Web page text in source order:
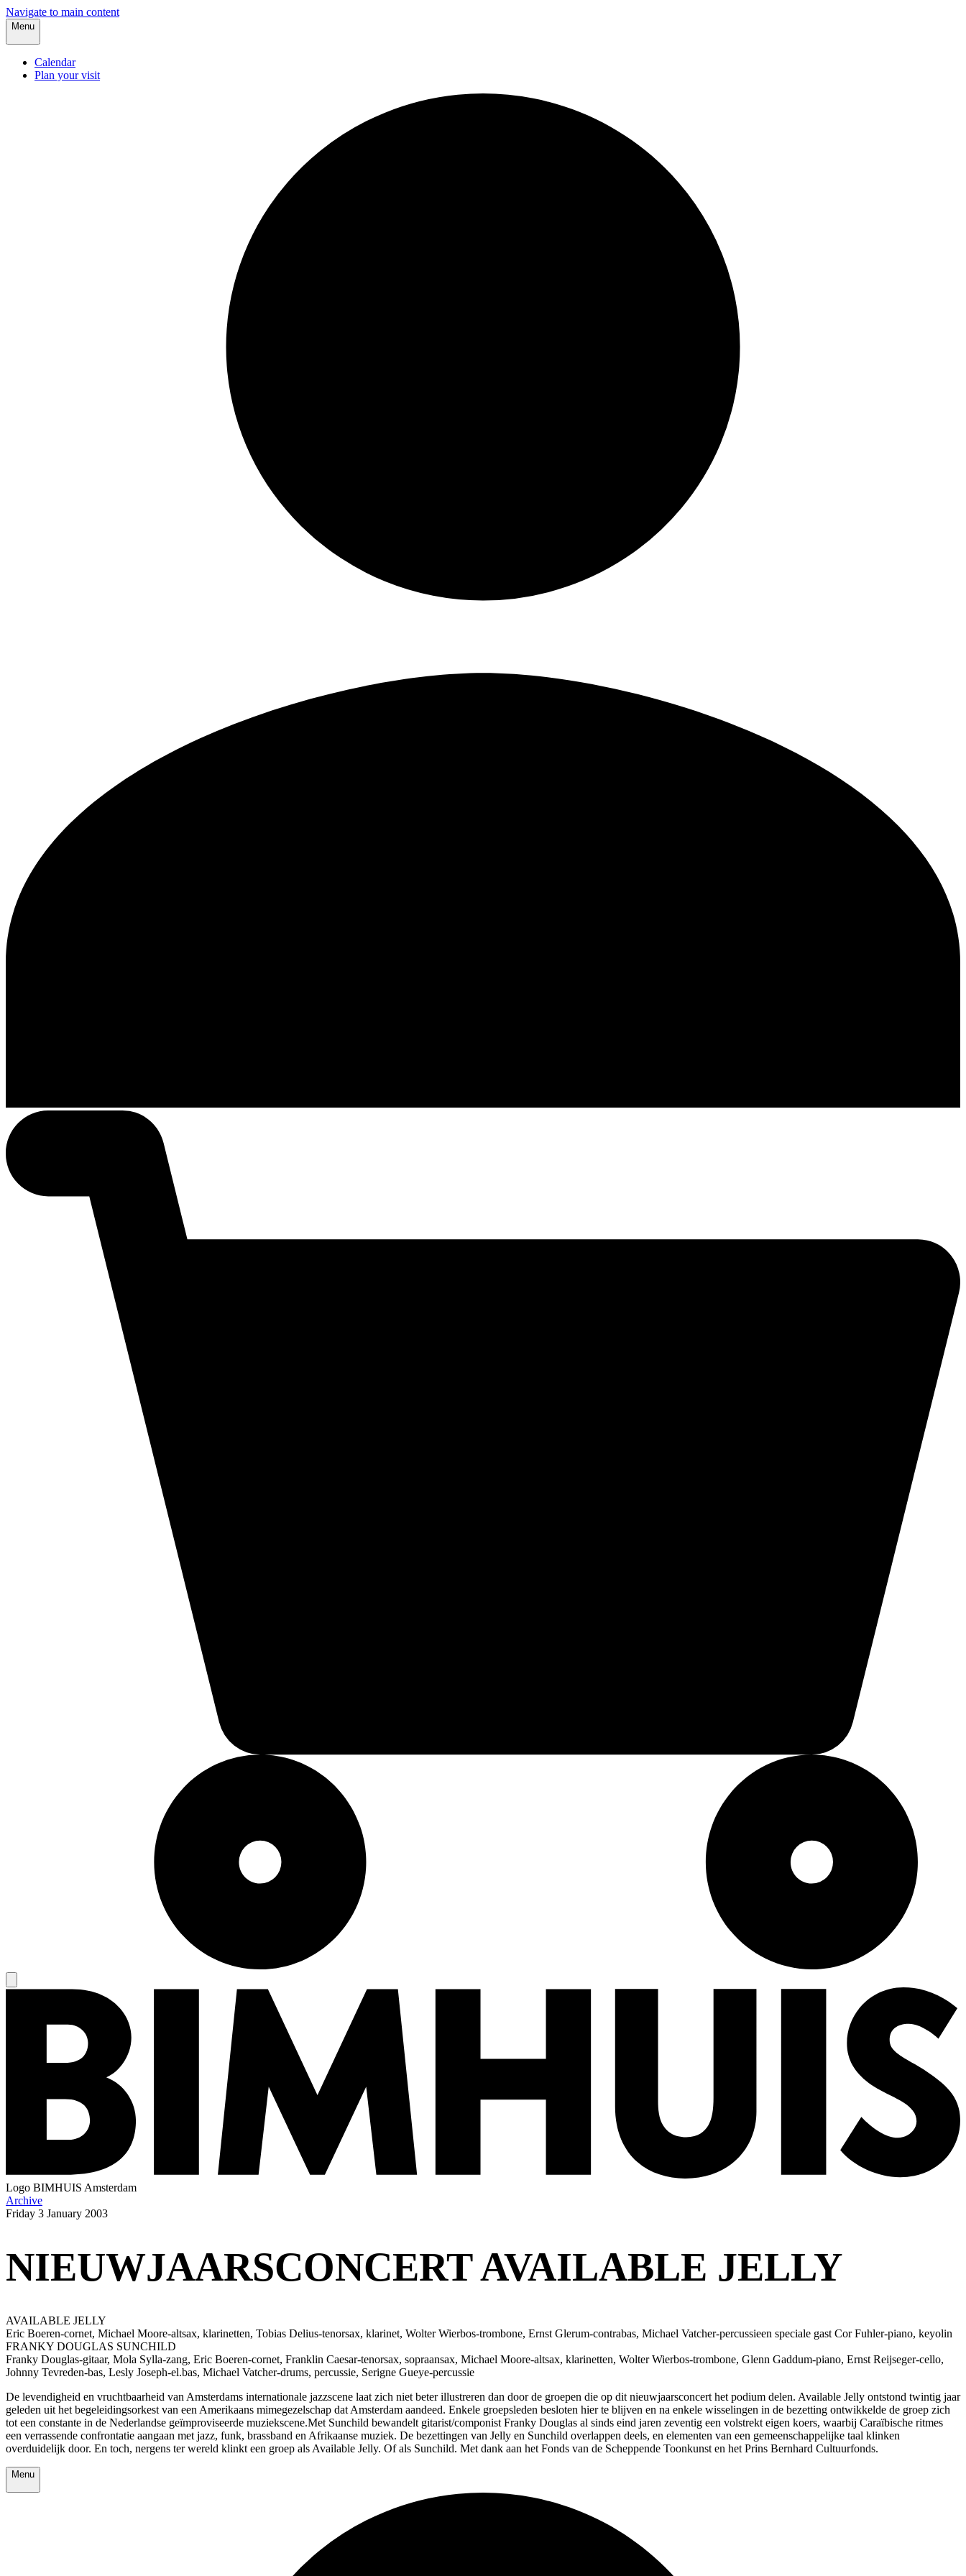
Navigate to main content
Menu
Calendar
Plan your visit
Logo BIMHUIS Amsterdam
Archive
Friday 3 January 2003
NIEUWJAARSCONCERT AVAILABLE JELLY
AVAILABLE JELLY
Eric Boeren-cornet, Michael Moore-altsax, klarinetten, Tobias Delius-tenorsax, klarinet, Wolter Wierbos-trombone, Ernst Glerum-contrabas, Michael Vatcher-percussieen speciale gast Cor Fuhler-piano, keyolin
FRANKY DOUGLAS SUNCHILD
Franky Douglas-gitaar, Mola Sylla-zang, Eric Boeren-cornet, Franklin Caesar-tenorsax, sopraansax, Michael Moore-altsax, klarinetten, Wolter Wierbos-trombone, Glenn Gaddum-piano, Ernst Reijseger-cello,
Johnny Tevreden-bas, Lesly Joseph-el.bas, Michael Vatcher-drums, percussie, Serigne Gueye-percussie
De levendigheid en vruchtbaarheid van Amsterdams internationale jazzscene laat zich niet beter illustreren dan door de groepen die op dit nieuwjaarsconcert het podium delen. Available Jelly ontstond twintig jaar
geleden uit het begeleidingsorkest van een Amerikaans mimegezelschap dat Amsterdam aandeed. Enkele groepsleden besloten hier te blijven en na enkele wisselingen in de bezetting ontwikkelde de groep zich
tot een constante in de Nederlandse geïmproviseerde muziekscene.Met Sunchild bewandelt gitarist/componist Franky Douglas al sinds eind jaren zeventig een volstrekt eigen koers, waarbij Caraïbische ritmes
een verrassende confrontatie aangaan met jazz, funk, brassband en Afrikaanse muziek. De bezettingen van Jelly en Sunchild overlappen deels, en elementen van een gemeenschappelijke taal klinken
overduidelijk door. En toch, nergens ter wereld klinkt een groep als Available Jelly. Of als Sunchild. Met dank aan het Fonds van de Scheppende Toonkunst en het Prins Bernhard Cultuurfonds.
Menu